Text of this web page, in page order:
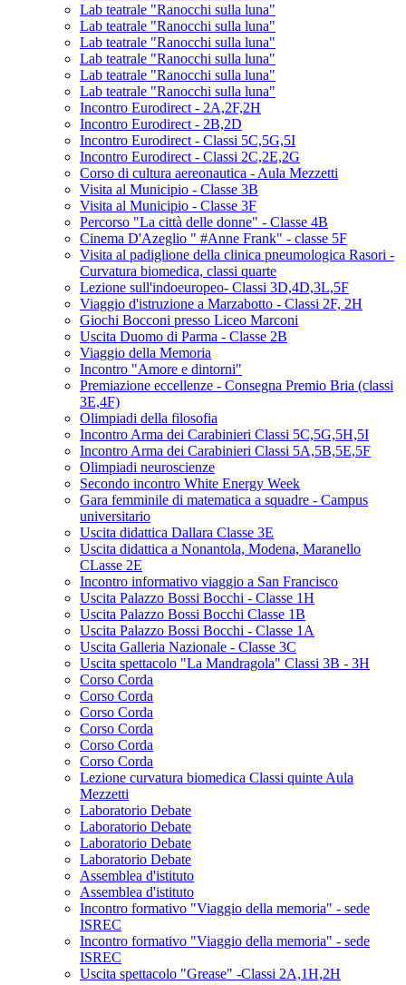
Lab teatrale "Ranocchi sulla luna"
Lab teatrale "Ranocchi sulla luna"
Lab teatrale "Ranocchi sulla luna"
Lab teatrale "Ranocchi sulla luna"
Lab teatrale "Ranocchi sulla luna"
Lab teatrale "Ranocchi sulla luna"
Incontro Eurodirect - 2A,2F,2H
Incontro Eurodirect - 2B,2D
Incontro Eurodirect - Classi 5C,5G,5I
Incontro Eurodirect - Classi 2C,2E,2G
Corso di cultura aereonautica - Aula Mezzetti
Visita al Municipio - Classe 3B
Visita al Municipio - Classe 3F
Percorso "La città delle donne" - Classe 4B
Cinema D'Azeglio " #Anne Frank" - classe 5F
Visita al padiglione della clinica pneumologica Rasori -
Curvatura biomedica, classi quarte
Lezione sull'indoeuropeo- Classi 3D,4D,3L,5F
Viaggio d'istruzione a Marzabotto - Classi 2F, 2H
Giochi Bocconi presso Liceo Marconi
Uscita Duomo di Parma - Classe 2B
Viaggio della Memoria
Incontro "Amore e dintorni"
Premiazione eccellenze - Consegna Premio Bria (classi
3E,4F)
Olimpiadi della filosofia
Incontro Arma dei Carabinieri Classi 5C,5G,5H,5I
Incontro Arma dei Carabinieri Classi 5A,5B,5E,5F
Olimpiadi neuroscienze
Secondo incontro White Energy Week
Gara femminile di matematica a squadre - Campus
universitario
Uscita didattica Dallara Classe 3E
Uscita didattica a Nonantola, Modena, Maranello
CLasse 2E
Incontro informativo viaggio a San Francisco
Uscita Palazzo Bossi Bocchi - Classe 1H
Uscita Palazzo Bossi Bocchi Classe 1B
Uscita Palazzo Bossi Bocchi - Classe 1A
Uscita Galleria Nazionale - Classe 3C
Uscita spettacolo "La Mandragola" Classi 3B - 3H
Corso Corda
Corso Corda
Corso Corda
Corso Corda
Corso Corda
Corso Corda
Lezione curvatura biomedica Classi quinte Aula
Mezzetti
Laboratorio Debate
Laboratorio Debate
Laboratorio Debate
Laboratorio Debate
Assemblea d'istituto
Assemblea d'istituto
Incontro formativo "Viaggio della memoria" - sede
ISREC
Incontro formativo "Viaggio della memoria" - sede
ISREC
Uscita spettacolo "Grease" -Classi 2A,1H,2H